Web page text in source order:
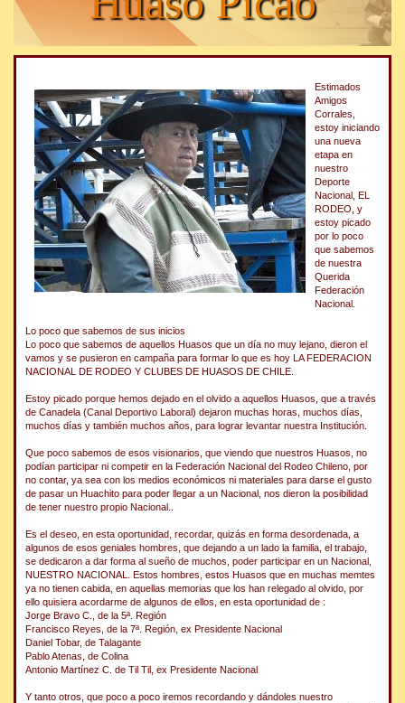
Estimados
Amigos
Corrales,
estoy iniciando
una nueva
etapa en
nuestro
Deporte
Nacional, EL
RODEO, y
estoy picado
por lo poco
que sabemos
de nuestra
Querida
Federación
Nacional.
Lo poco que sabemos de sus inicios
Lo poco que sabemos de aquellos Huasos que un día no muy lejano, dieron el
vamos y se pusieron en campaña para formar lo que es hoy LA FEDERACION
NACIONAL DE RODEO Y CLUBES DE HUASOS DE CHILE.
Estoy picado porque hemos dejado en el olvido a aquellos Huasos, que a través
de Canadela (Canal Deportivo Laboral) dejaron muchas horas, muchos días,
muchos días y también muchos años, para lograr levantar nuestra Institución.
Que poco sabemos de esos visionarios, que viendo que nuestros Huasos, no
podían participar ni competir en la Federación Nacional del Rodeo Chileno, por
no contar, ya sea con los medios económicos ni materiales para darse el gusto
de pasar un Huachito para poder llegar a un Nacional, nos dieron la posibilidad
de tener nuestro propio Nacional..
Es el deseo, en esta oportunidad, recordar, quizás en forma desordenada, a
algunos de esos geniales hombres, que dejando a un lado la familia, el trabajo,
se dedicaron a dar forma al sueño de muchos, poder participar en un Nacional,
NUESTRO NACIONAL. Estos hombres, estos Huasos que en muchas memtes
ya no tienen cabida, en aquellas memorias que los han relegado al olvido, por
ello quisiera acordarme de algunos de ellos, en esta oportunidad de :
Jorge Bravo C., de la 5ª. Región
Francisco Reyes, de la 7ª. Región, ex Presidente Nacional
Daniel Tobar, de Talagante
Pablo Atenas, de Colina
Antonio Martínez C. de Til Til, ex Presidente Nacional
Y tanto otros, que poco a poco iremos recordando y dándoles nuestro